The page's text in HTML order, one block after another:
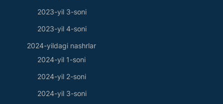
2023-yil 3-soni
2023-yil 4-soni
2024-yildagi nashrlar
2024-yil 1-soni
2024-yil 2-soni
2024-yil 3-soni